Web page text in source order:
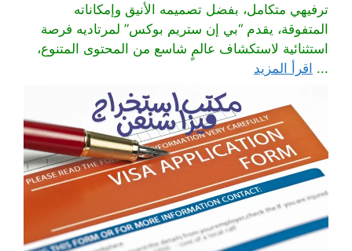
ترفيهي متكامل، بفضل تصميمه الأنيق وإمكاناته
المتفوقة، يقدم “بي إن ستريم بوكس” لمرتاديه فرصة
استثنائية لاستكشاف عالمٍ شاسع من المحتوى المتنوع،
... اقرأ المزيد